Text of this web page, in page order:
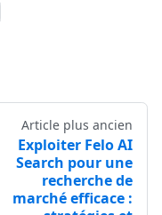
Article plus ancien
Exploiter Felo AI
Search pour une
recherche de
marché efficace :